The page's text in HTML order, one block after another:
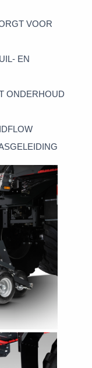
VOOR
EN
ONDERHOUD